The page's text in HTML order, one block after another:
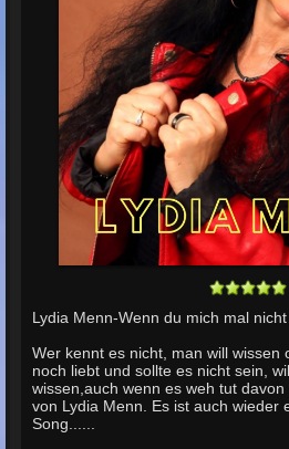
Lydia Menn-Wenn du mich mal
Wer kennt es nicht, man will wissen
noch liebt und sollte es nicht sein,
wissen,auch wenn es weh tut
von Lydia Menn. Es ist auch wieder
Song......